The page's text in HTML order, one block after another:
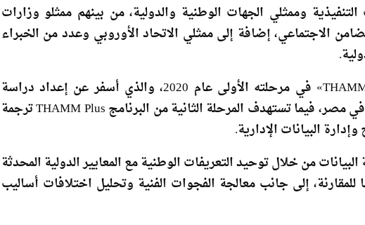
وممثلي الجهات الوطنية والدولية، من بينهم ممثلو وزارات
الاجتماعي، إضافة إلى ممثلي الاتحاد الأوروبي وعدد من الخبراء
وتُعد هذه الفعالية امتدادًا لمخرجات برنامج «THAMM» في مرحلته الأولى عام 2020، والذي أسفر عن إعداد دراسة
تشخيصية لآليات جمع بيانات هجرة اليد العاملة في مصر، فيما تستهدف المرحلة الثانية من البرنامج THAMM Plus ترجمة
البيانات الإدارية.
من خلال توحيد التعريفات الوطنية مع المعايير الدولية المحدثة
للمقارنة، إلى جانب معالجة الفجوات الفنية وتحليل اختلافات أساليب